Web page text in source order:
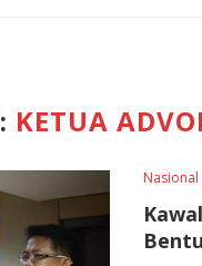
KETUA
Nasional